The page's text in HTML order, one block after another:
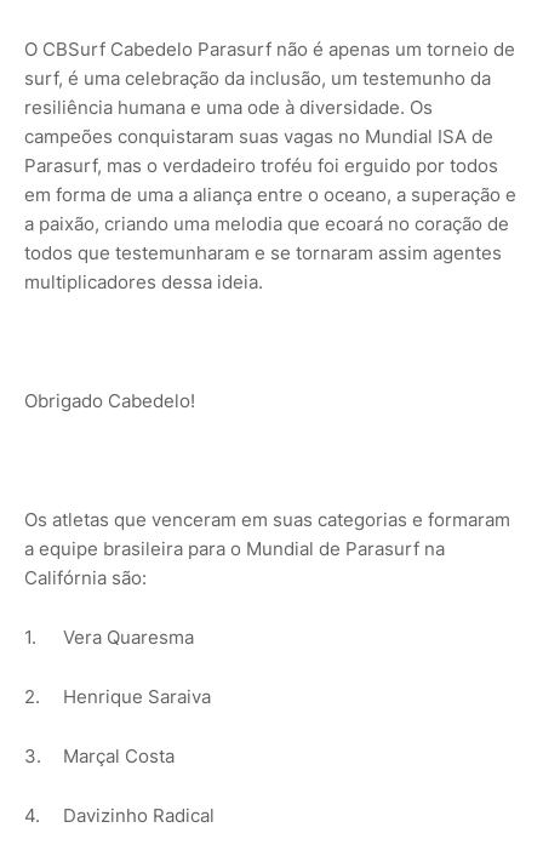
O CBSurf Cabedelo Parasurf não é apenas um torneio de
surf, é uma celebração da inclusão, um testemunho da
resiliência humana e uma ode à diversidade. Os
campeões conquistaram suas vagas no Mundial ISA de
Parasurf, mas o verdadeiro troféu foi erguido por todos
em forma de uma a aliança entre o oceano, a superação e
a paixão, criando uma melodia que ecoará no coração de
todos que testemunharam e se tornaram assim agentes
multiplicadores dessa ideia.
Obrigado Cabedelo!
Os atletas que venceram em suas categorias e formaram
a equipe brasileira para o Mundial de Parasurf na
Califórnia são:
1. Vera Quaresma
2. Henrique Saraiva
3. Marçal Costa
4. Davizinho Radical